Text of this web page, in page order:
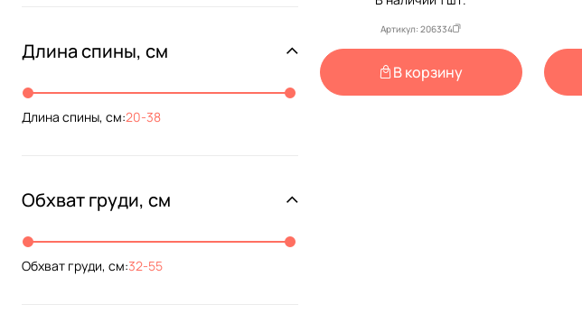
Длина спины, см
Длина спины, см:20-38
Обхват груди, см
Обхват груди, см:32-55
Артикул: 206334
В корзину